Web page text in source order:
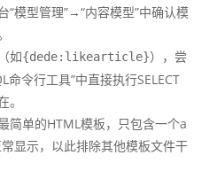
“模型管理”→“内容模型”中确认模
如{dede:likearticle}），尝
命令行工具”中直接执行SELECT
简单的HTML模板，只包含一个a
显示，以此排除其他模板文件干